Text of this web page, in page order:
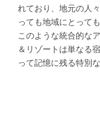
れており、地元の人
っても地域にとって
このような統合的な
＆リゾートは単なる
って記憶に残る特別